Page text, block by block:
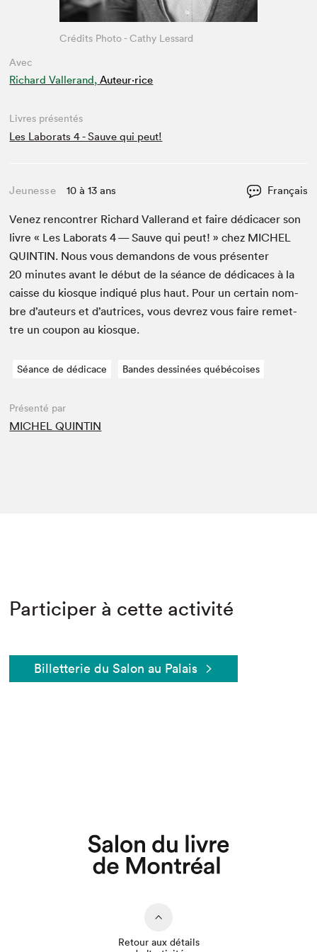
Avec
Richard Vallerand, Auteur·rice
Crédits Photo - Cathy Lessard
Livres présentés
Les Laborats 4 - Sauve qui peut!
Jeunesse 10 à 13 ans Français
Venez ren­con­tr­er Richard Vallerand et faire dédi­cac­er son
livre « Les Lab­o­rats4— Sauve qui peut! » chez MICHEL
QUINTIN. Nous vous deman­dons de vous présen­ter
20 min­utes avant le début de la séance de dédi­caces à la
caisse du kiosque indiqué plus haut. Pour un cer­tain nom­
bre d’auteurs et d’autrices, vous devrez vous faire remet­
tre un coupon au kiosque.
Séance de dédicace Bandes dessinées québécoises
Présenté par
MICHEL QUINTIN
Participer à cette activité
Billetterie du Salon au Palais
Retour aux détails